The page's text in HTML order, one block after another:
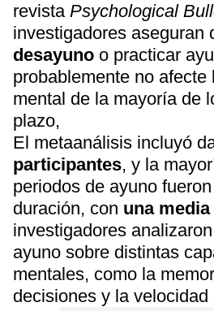
revista Psychological
investigadores aseguran
desayuno o practicar
probablemente no afecte
mental de la mayoría de
plazo,
El metaanálisis incluyó
participantes, y la
periodos de ayuno
duración, con una
investigadores
ayuno sobre distintas
mentales, como la
decisiones y la velocidad